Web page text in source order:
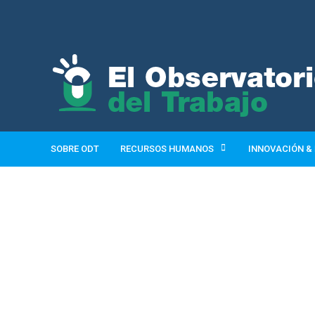
SOBRE ODT RECURSOS HUMANOS INNOVACIÓN &